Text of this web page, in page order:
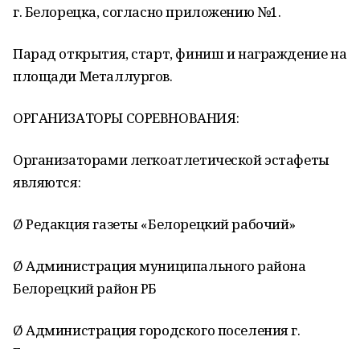
г. Белорецка, согласно приложению №1.
Парад открытия, старт, финиш и награждение на
площади Металлургов.
ОРГАНИЗАТОРЫ СОРЕВНОВАНИЯ:
Организаторами легкоатлетической эстафеты
являются:
Ø Редакция газеты «Белорецкий рабочий»
Ø Администрация муниципального района
Белорецкий район РБ
Ø Администрация городского поселения г.